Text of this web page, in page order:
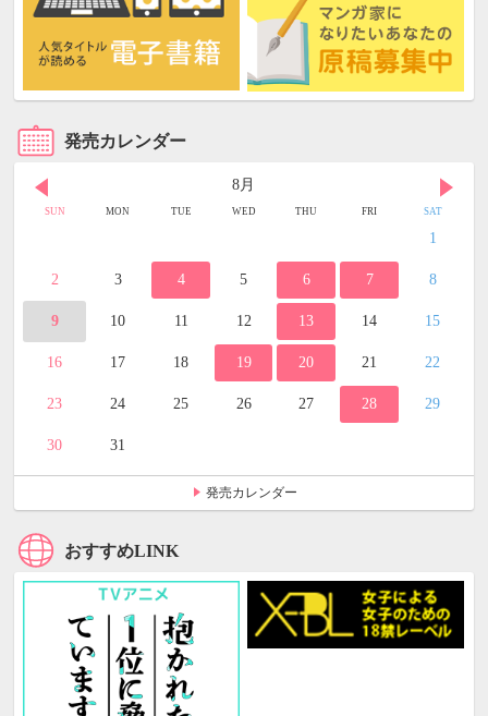
発売カレンダー
8月
SUN MON TUE WED THU FRI SAT
1
2 3 4 5 6 7 8
9 10 11 12 13 14 15
16 17 18 19 20 21 22
23 24 25 26 27 28 29
30 31
発売カレンダー
おすすめLINK